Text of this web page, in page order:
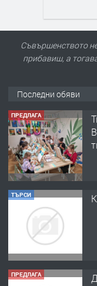
Съвършенството
прибавиш, а
Последни обяви
ПРЕДЛАГА
ТЪРСИ
ПРЕДЛАГА